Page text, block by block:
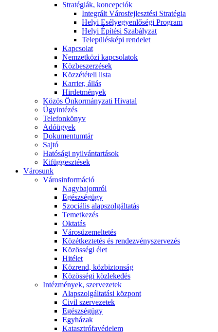
Stratégiák, koncepciók
Integrált Városfejlesztési Stratégia
Helyi Esélyegyenlőségi Program
Helyi Építési Szabályzat
Településképi rendelet
Kapcsolat
Nemzetközi kapcsolatok
Közbeszerzések
Közzétételi lista
Karrier, állás
Hirdetmények
Közös Önkormányzati Hivatal
Ügyintézés
Telefonkönyv
Adóügyek
Dokumentumtár
Sajtó
Hatósági nyilvántartások
Kifüggesztések
Városunk
Városinformáció
Nagybajomról
Egészségügy
Szociális alapszolgáltatás​
Temetkezés
Oktatás
Városüzemeltetés
Közétkeztetés és rendezvényszervezés
Közösségi élet​
Hitélet
Közrend, közbiztonság
Közösségi közlekedés
Intézmények, szervezetek
Alapszolgáltatási központ
Civil szervezetek
Egészségügy
Egyházak
Katasztrófavédelem